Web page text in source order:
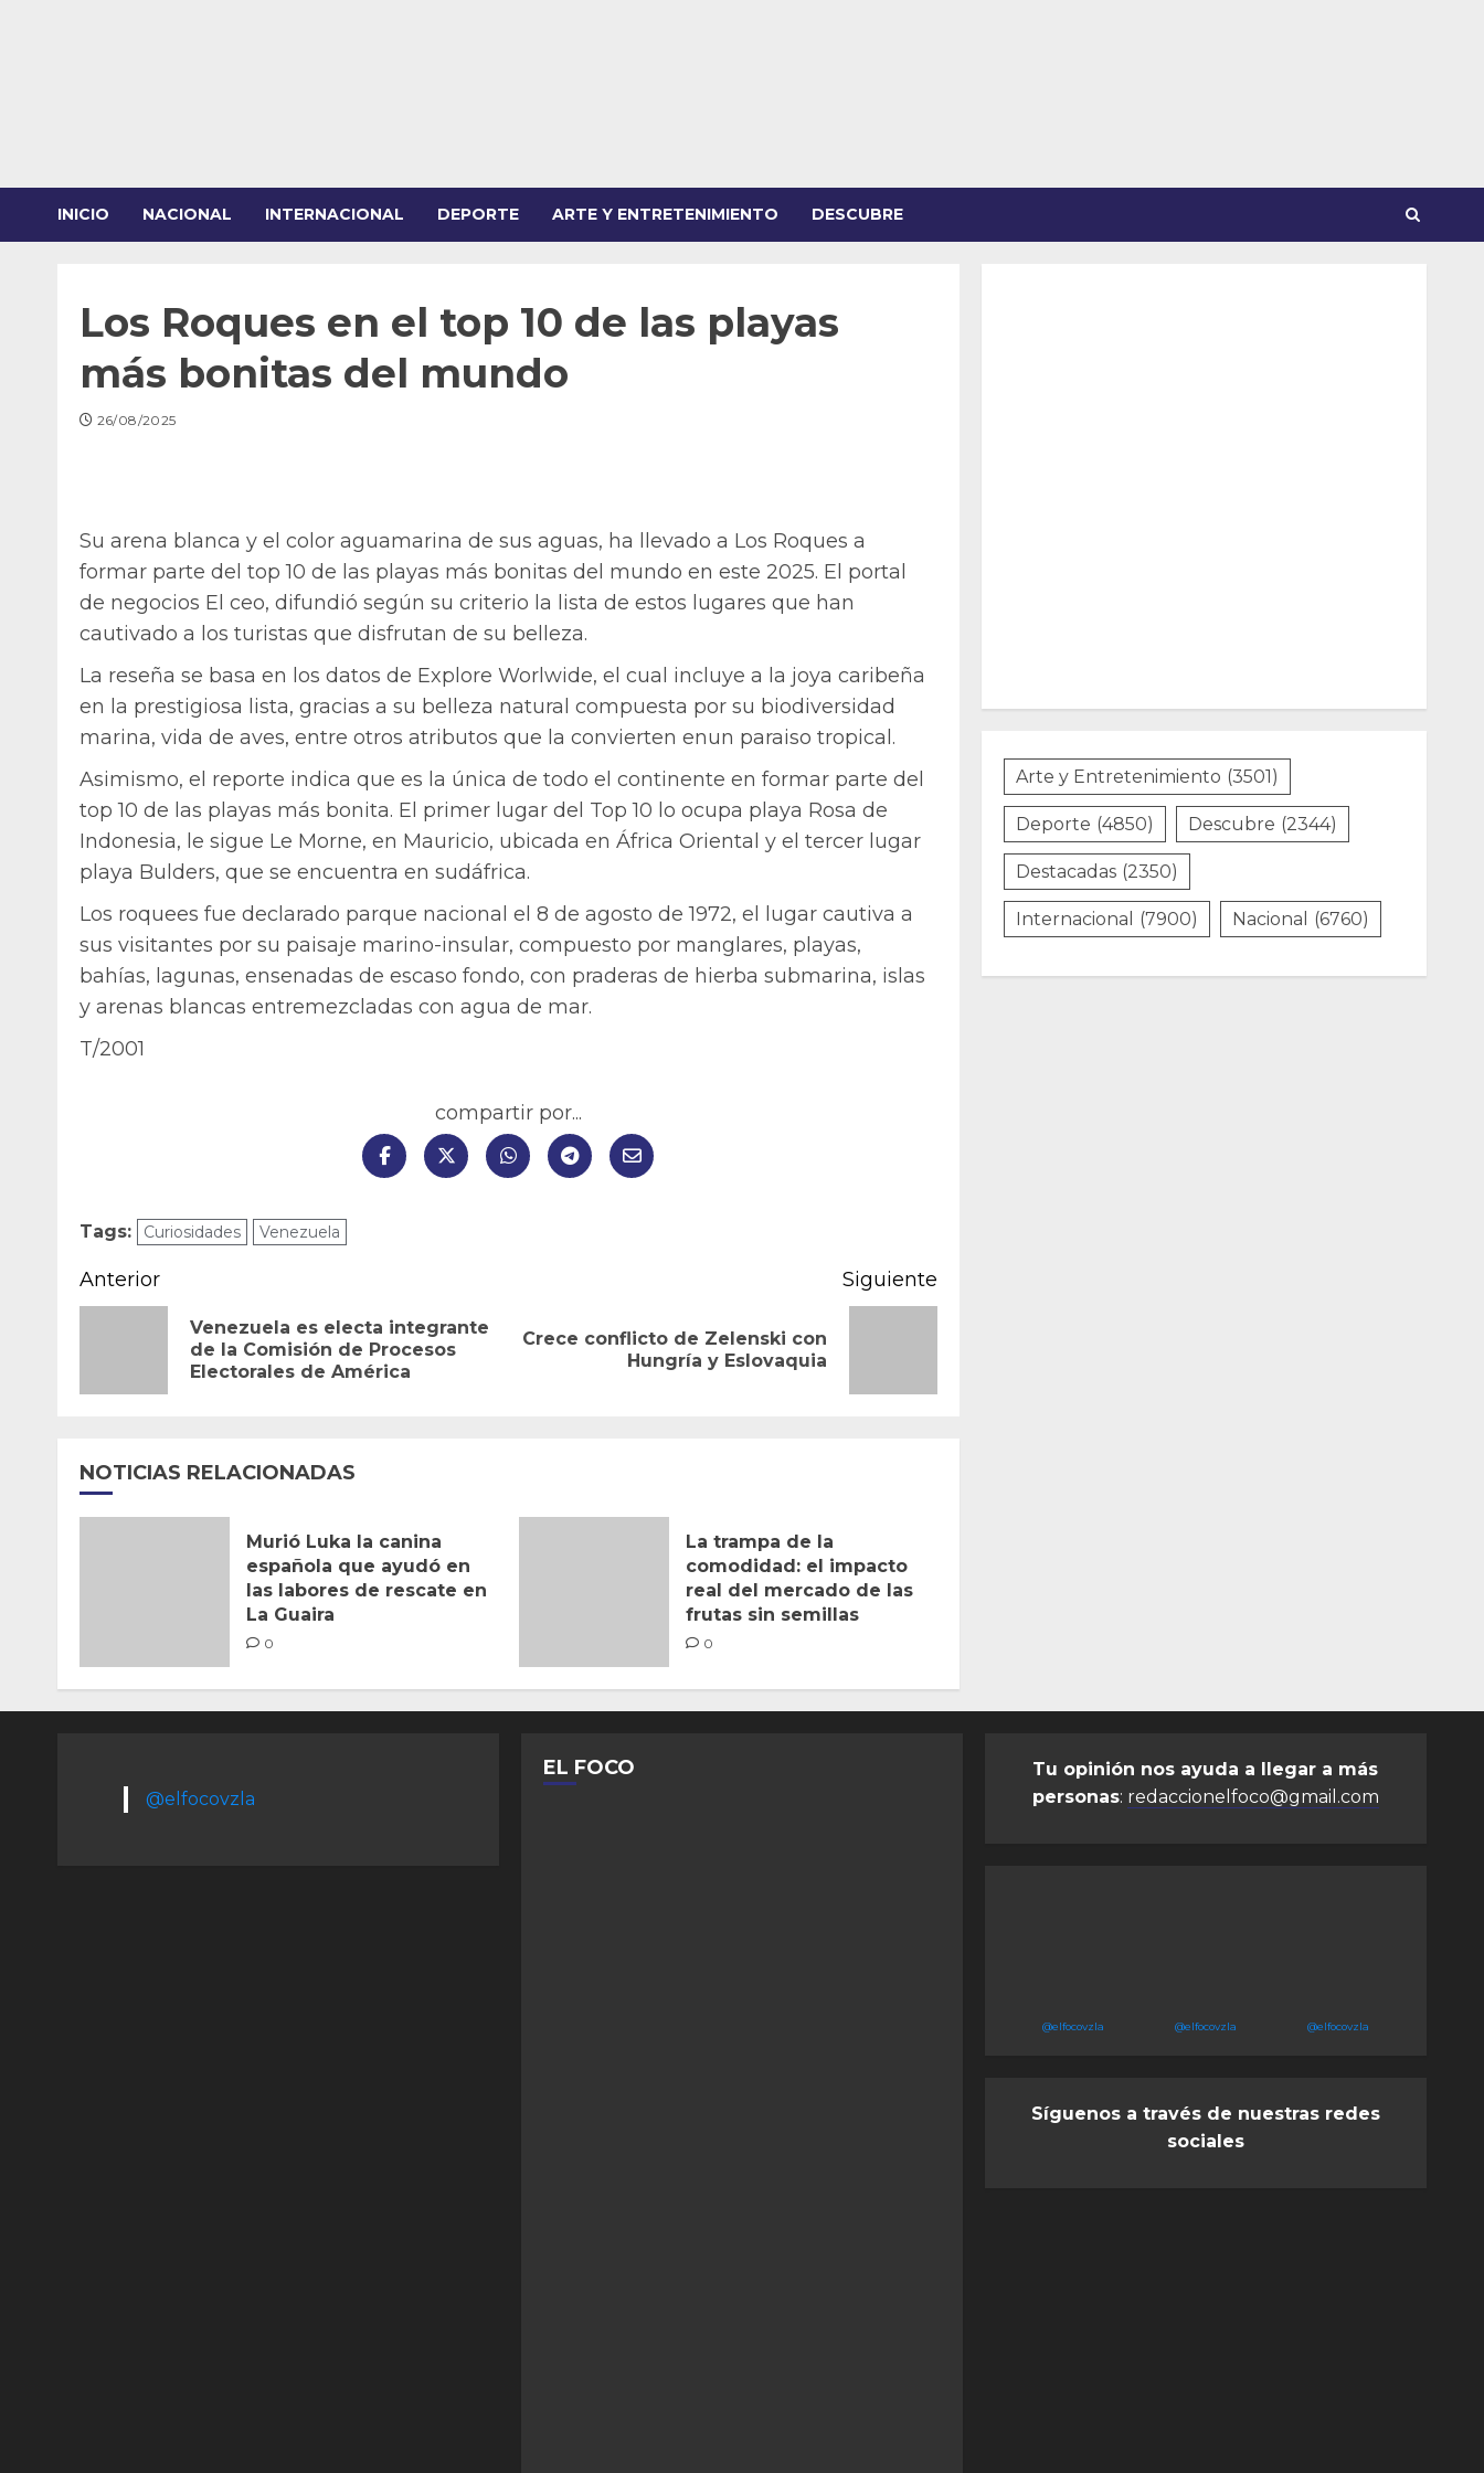
INICIO NACIONAL INTERNACIONAL DEPORTE ARTE Y ENTRETENIMIENTO DESCUBRE
Los Roques en el top 10 de las playas
más bonitas del mundo
26/08/2025
Su arena blanca y el color aguamarina de sus aguas, ha llevado a Los Roques a
formar parte del top 10 de las playas más bonitas del mundo en este 2025. El portal
de negocios El ceo, difundió según su criterio la lista de estos lugares que han
cautivado a los turistas que disfrutan de su belleza.
La reseña se basa en los datos de Explore Worlwide, el cual incluye a la joya caribeña
en la prestigiosa lista, gracias a su belleza natural compuesta por su biodiversidad
marina, vida de aves, entre otros atributos que la convierten enun paraiso tropical.
Asimismo, el reporte indica que es la única de todo el continente en formar parte del
top 10 de las playas más bonita. El primer lugar del Top 10 lo ocupa playa Rosa de
Indonesia, le sigue Le Morne, en Mauricio, ubicada en África Oriental y el tercer lugar
playa Bulders, que se encuentra en sudáfrica.
Los roquees fue declarado parque nacional el 8 de agosto de 1972, el lugar cautiva a
sus visitantes por su paisaje marino-insular, compuesto por manglares, playas,
bahías, lagunas, ensenadas de escaso fondo, con praderas de hierba submarina, islas
y arenas blancas entremezcladas con agua de mar.
T/2001
compartir por...
Tags: Curiosidades Venezuela
Navegación
entradas
Anterior
Entrada
Venezuela es electa integrante
de la Comisión de Procesos
Electorales de América
Siguiente
Siguiente
Сrece conflicto de Zelenski con
Hungría y Eslovaquia
NOTICIAS RELACIONADAS
Murió Luka la canina
española que ayudó en
las labores de rescate en
La Guaira
0
La trampa de la
comodidad: el impacto
real del mercado de las
frutas sin semillas
0
Arte y Entretenimiento (3501)
Deporte (4850) Descubre (2344)
Destacadas (2350)
Internacional (7900) Nacional (6760)
@elfocovzla
EL FOCO
Tu opinión nos ayuda a llegar a más
personas: redaccionelfoco@gmail.com
@elfocovzla @elfocovzla @elfocovzla
Síguenos a través de nuestras redes
sociales